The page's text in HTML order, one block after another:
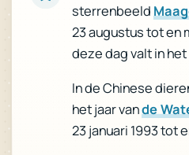
sterrenbeeld
23 augustus tot en
deze dag valt in
In de Chinese
het jaar vande
23 januari 1993 tot